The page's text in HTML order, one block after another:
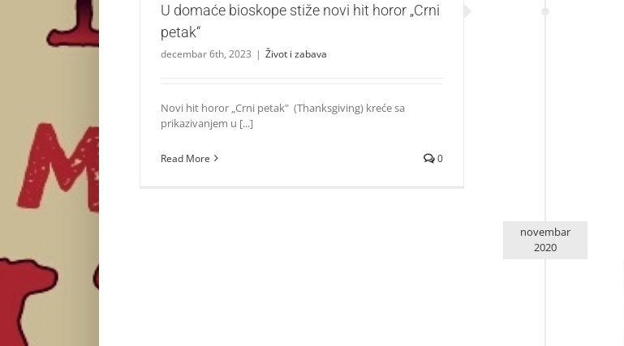
U domaće bioskope stiže novi hit horor „Crni
petak“
decembar 6th, 2023 | Život i zabava
Novi hit horor „Crni petak" (Thanksgiving) kreće sa
prikazivanjem u [...]
Read More 0
novembar
2020